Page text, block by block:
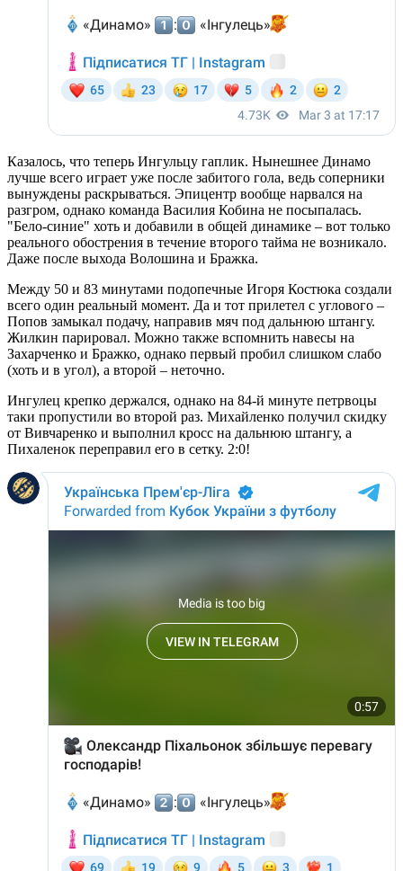
Казалось, что теперь Ингульцу гаплик. Нынешнее Динамо
лучше всего играет уже после забитого гола, ведь соперники
вынуждены раскрываться. Эпицентр вообще нарвался на
разгром, однако команда Василия Кобина не посыпалась.
"Бело-синие" хоть и добавили в общей динамике – вот только
реального обострения в течение второго тайма не возникало.
Даже после выхода Волошина и Бражка.
Между 50 и 83 минутами подопечные Игоря Костюка создали
всего один реальный момент. Да и тот прилетел с углового –
Попов замыкал подачу, направив мяч под дальнюю штангу.
Жилкин парировал. Можно также вспомнить навесы на
Захарченко и Бражко, однако первый пробил слишком слабо
(хоть и в угол), а второй – неточно.
Ингулец крепко держался, однако на 84-й минуте петрвоцы
таки пропустили во второй раз. Михайленко получил скидку
от Вивчаренко и выполнил кросс на дальнюю штангу, а
Пихаленок переправил его в сетку. 2:0!